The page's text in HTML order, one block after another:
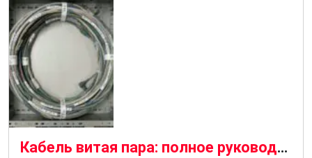
Кабель витая пара: полное руководство по выбору для бизнеса в 2026 году